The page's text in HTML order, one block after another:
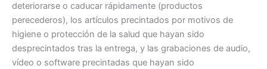
deteriorarse o caducar rápidamente (productos
perecederos), los artículos precintados por motivos de
higiene o protección de la salud que hayan sido
desprecintados tras la entrega, y las grabaciones de audio,
vídeo o software precintadas que hayan sido